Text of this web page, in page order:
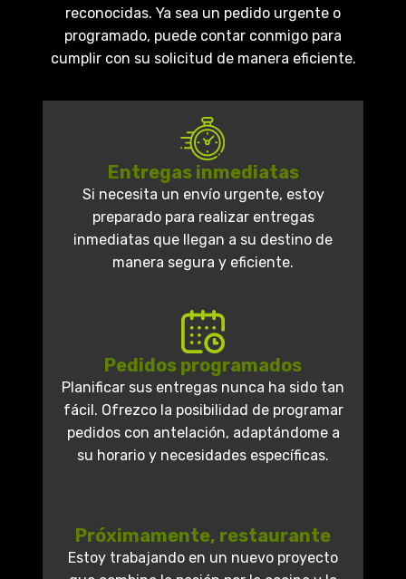
reconocidas. Ya sea un pedido urgente o
programado, puede contar conmigo para
cumplir con su solicitud de manera eficiente.
Entregas inmediatas
Si necesita un envío urgente, estoy
preparado para realizar entregas
inmediatas que llegan a su destino de
manera segura y eficiente.
Pedidos programados
Planificar sus entregas nunca ha sido tan
fácil. Ofrezco la posibilidad de programar
pedidos con antelación, adaptándome a
su horario y necesidades específicas.
Próximamente, restaurante
Estoy trabajando en un nuevo proyecto